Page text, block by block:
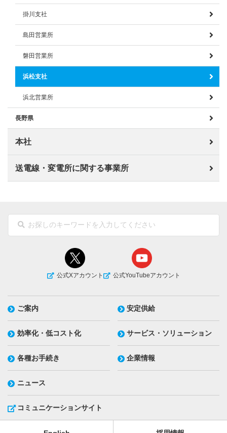
掛川支社
島田営業所
磐田営業所
浜松支社
浜北営業所
長野県
本社
送電線・変電所に関する事業所
公式Xアカウント 公式YouTubeアカウント
ご案内 安定供給
効率化・低コスト化 サービス・ソリューション
各種お手続き 企業情報
ニュース
コミュニケーションサイト